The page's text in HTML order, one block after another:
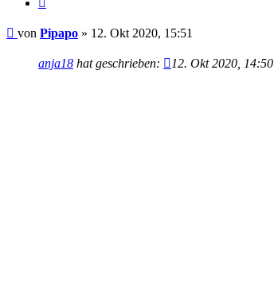
Beitrag
von Pipapo » 12. Okt 2020, 15:51
anja18 hat geschrieben: 12. Okt 2020, 14:50